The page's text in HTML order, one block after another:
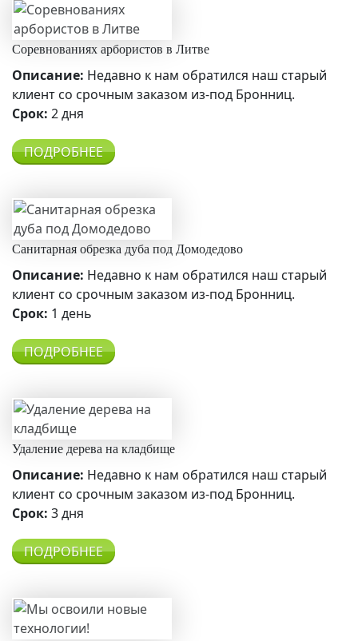
Соревнованиях арбористов в Литве
Описание: Недавно к нам обратился наш старый
клиент со срочным заказом из-под Бронниц.
Срок: 2 дня
ПОДРОБНЕЕ
Санитарная обрезка дуба под Домодедово
Описание: Недавно к нам обратился наш старый
клиент со срочным заказом из-под Бронниц.
Срок: 1 день
ПОДРОБНЕЕ
Удаление дерева на кладбище
Описание: Недавно к нам обратился наш старый
клиент со срочным заказом из-под Бронниц.
Срок: 3 дня
ПОДРОБНЕЕ